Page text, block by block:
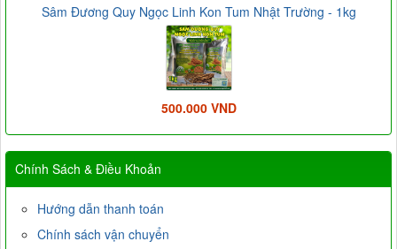
Sâm Đương Quy Ngọc Linh Kon Tum Nhật Trường - 1kg
500.000 VND
Chính Sách & Điều Khoản
Hướng dẫn thanh toán
Chính sách vận chuyển